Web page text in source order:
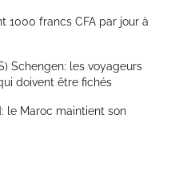
1000 francs CFA par jour à
Schengen: les voyageurs
doivent être fichés
le Maroc maintient son